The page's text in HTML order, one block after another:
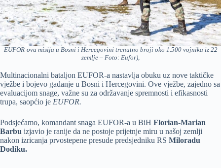
EUFOR-ova misija u Bosni i Hercegovini trenutno broji oko 1.500 vojnika iz 22
zemlje – Foto: Eufor),
Multinacionalni bataljon EUFOR-a nastavlja obuku uz nove taktičke
vježbe i bojevo gađanje u Bosni i Hercegovini. Ove vježbe, zajedno sa
evaluacijom snage, važne su za održavanje spremnosti i efikasnosti
trupa, saopćio je EUFOR.
Podsjećamo, komandant snaga EUFOR-a u BiH Florian-Marian
Barbu izjavio je ranije da ne postoje prijetnje miru u našoj zemlji
nakon izricanja prvostepene presude predsjedniku RS Miloradu
Dodiku.